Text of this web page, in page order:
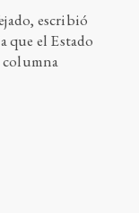
escribió
que el Estado
columna